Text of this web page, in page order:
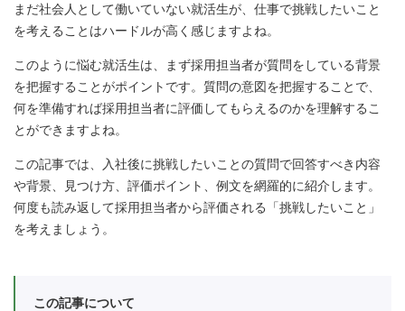
まだ社会人として働いていない就活生が、仕事で挑戦したいこと
を考えることはハードルが高く感じますよね。
このように悩む就活生は、まず採用担当者が質問をしている背景
を把握することがポイントです。質問の意図を把握することで、
何を準備すれば採用担当者に評価してもらえるのかを理解するこ
とができますよね。
この記事では、入社後に挑戦したいことの質問で回答すべき内容
や背景、見つけ方、評価ポイント、例文を網羅的に紹介します。
何度も読み返して採用担当者から評価される「挑戦したいこと」
を考えましょう。
この記事について